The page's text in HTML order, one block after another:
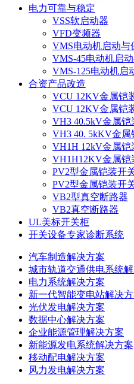
电力可靠与稳定
VSS软启动器
VFD变频器
VMS电动机启动与
VMS-45电动机启
VMS-125电动机启
合资产品改造
VCU 12KV金属铠
VCU 12KV金属铠
VH3 40.5kV金属铠
VH3 40. 5kKV金属
VH1H 12kV金属铠
VH1H12KV金属铠
PV2型金属铠装开
PV2型金属铠装开
VB2型真空断路器
VB2真空断路器
UL美标开关柜
开关设备专家诊断系统
汽车制造解决方案
城市轨道交通供电系统
电力系统解决方案
新一代智能变电站解决
光伏发电解决方案
数据中心解决方案
企业能源管理解决方案
新能源发电系统解决方案
移动配电解决方案
风力发电解决方案